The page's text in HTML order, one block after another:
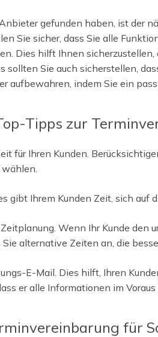
gefunden haben, ist der
Sie sicher, dass Sie alle
Dies hilft Ihnen sicherzustellen,
sollten Sie auch sicherstellen,
aufbewahren, indem Sie ein
Tipps zur
für Ihren Kunden.
gibt Ihrem Kunden Zeit, sich auf
Wenn Ihr Kunde den
alternative Zeiten an, die
E-Mail. Dies hilft, Ihren
er alle Informationen im Voraus
für